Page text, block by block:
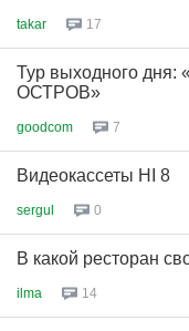
takar 17
Тур выходного
ОСТРОВ»
goodcom 7
Видеокассеты HI 8
sergul 0
В какой ресторан
ilma 14